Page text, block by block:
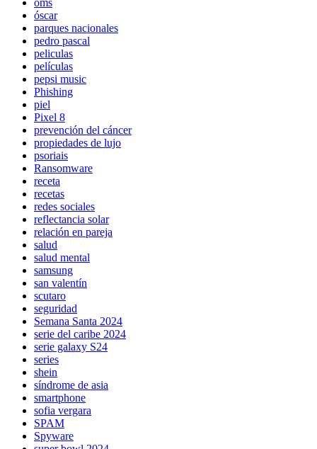
oms
óscar
parques nacionales
pedro pascal
peliculas
películas
pepsi music
Phishing
piel
Pixel 8
prevención del cáncer
propiedades de lujo
psoriais
Ransomware
receta
recetas
redes sociales
reflectancia solar
relación en pareja
salud
salud mental
samsung
san valentín
scutaro
seguridad
Semana Santa 2024
serie del caribe 2024
serie galaxy S24
series
shein
síndrome de asia
smartphone
sofia vergara
SPAM
Spyware